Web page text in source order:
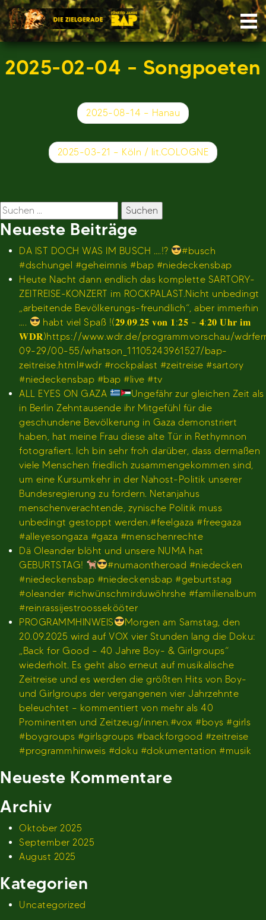
Skip
to
content
2025-02-04 – Songpoeten
Beitragsnavigation
2025-08-14 – Hanau
2025-03-21 – Köln / lit.COLOGNE
Suchen
nach:
Neueste Beiträge
DA IST DOCH WAS IM BUSCH ….!?
#busch
#dschungel #geheimnis #bap #niedeckensbap
Heute Nacht dann endlich das komplette SARTORY-
ZEITREISE-KONZERT im ROCKPALAST.Nicht unbedingt
„arbeitende Bevölkerungs-freundlich“, aber immerhin
….
habt viel Spaß !(𝟐𝟗.𝟎𝟗.𝟐𝟓 𝐯𝐨𝐧 𝟏:𝟐𝟓 – 𝟒:𝟐𝟎 𝐔𝐡𝐫 𝐢𝐦
𝐖𝐃𝐑)https://www.wdr.de/programmvorschau/
09-29/00-55/whatson_11105243961527/bap-
zeitreise.html#wdr #rockpalast #zeitreise #sartory
#niedeckensbap #bap #live #tv
ALL EYES ON GAZA
Ungefähr zur gleichen Zeit als
in Berlin Zehntausende ihr Mitgefühl für die
geschundene Bevölkerung in Gaza demonstriert
haben, hat meine Frau diese alte Tür in Rethymnon
fotografiert. Ich bin sehr froh darüber, dass dermaßen
viele Menschen friedlich zusammengekommen sind,
um eine Kursumkehr in der Nahost-Politik unserer
Bundesregierung zu fordern. Netanjahus
menschenverachtende, zynische Politik muss
unbedingt gestoppt werden.#feelgaza #freegaza
#alleyesongaza #gaza #menschenrechte
Dä Oleander blöht und unsere NUMA hat
GEBURTSTAG!
#numaontheroad #niedecken
#niedeckensbap #niedeckensbap #geburtstag
#oleander #ichwünschmirduwöhrshe #familienalbum
#reinrassijestroossekööter
PROGRAMMHINWEIS
Morgen am Samstag, den
20.09.2025 wird auf VOX vier Stunden lang die Doku:
„Back for Good – 40 Jahre Boy- & Girlgroups“
wiederholt. Es geht also erneut auf musikalische
Zeitreise und es werden die größten Hits von Boy-
und Girlgroups der vergangenen vier Jahrzehnte
beleuchtet – kommentiert von mehr als 40
Prominenten und Zeitzeug/innen.#vox #boys #girls
#boygroups #girlsgroups #backforgood #zeitreise
#programmhinweis #doku #dokumentation #musik
Neueste Kommentare
Archiv
Oktober 2025
September 2025
August 2025
Kategorien
Uncategorized